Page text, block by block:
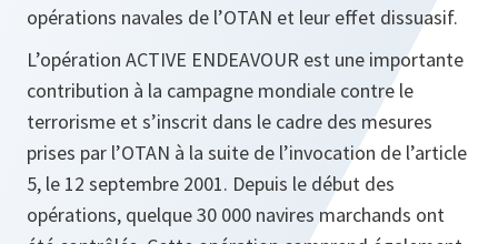
opérations navales de l’OTAN et leur effet dissuasif.
L’opération ACTIVE ENDEAVOUR est une importante
contribution à la campagne mondiale contre le
terrorisme et s’inscrit dans le cadre des mesures
prises par l’OTAN à la suite de l’invocation de l’article
5, le 12 septembre 2001. Depuis le début des
opérations, quelque 30 000 navires marchands ont